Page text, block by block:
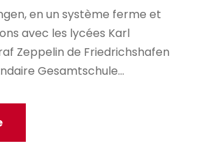
en un système ferme et
avec les lycées Karl
Zeppelin de Friedrichshafen
Gesamtschule...